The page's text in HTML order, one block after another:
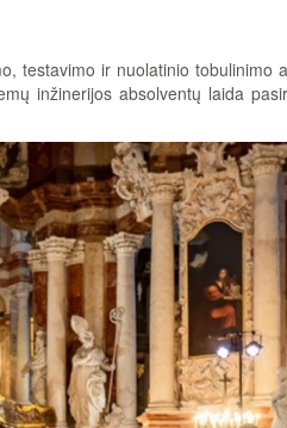
testavimo ir nuolatinio tobulinimo
inžinerijos absolventų laida